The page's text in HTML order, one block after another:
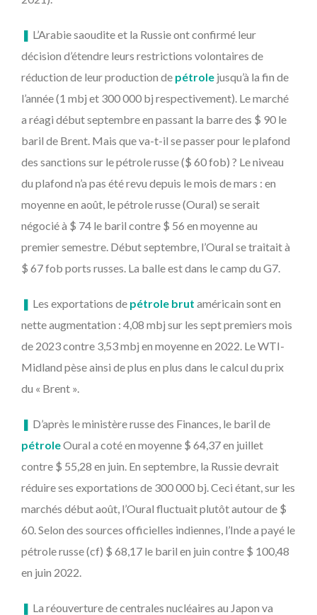
❚ L’Arabie saoudite et la Russie ont confirmé leur
décision d’étendre leurs restrictions volontaires de
réduction de leur production de pétrole jusqu’à la fin de
l’année (1 mbj et 300 000 bj respectivement). Le marché
a réagi début septembre en passant la barre des $ 90 le
baril de Brent. Mais que va-t-il se passer pour le plafond
des sanctions sur le pétrole russe ($ 60 fob) ? Le niveau
du plafond n’a pas été revu depuis le mois de mars : en
moyenne en août, le pétrole russe (Oural) se serait
négocié à $ 74 le baril contre $ 56 en moyenne au
premier semestre. Début septembre, l’Oural se traitait à
$ 67 fob ports russes. La balle est dans le camp du G7.
❚ Les exportations de pétrole brut américain sont en
nette augmentation : 4,08 mbj sur les sept premiers mois
de 2023 contre 3,53 mbj en moyenne en 2022. Le WTI-
Midland pèse ainsi de plus en plus dans le calcul du prix
du « Brent ».
❚ D’après le ministère russe des Finances, le baril de
pétroleOural a coté en moyenne $ 64,37 en juillet
contre $ 55,28 en juin. En septembre, la Russie devrait
réduire ses exportations de 300 000 bj. Ceci étant, sur les
marchés début août, l’Oural fluctuait plutôt autour de $
60. Selon des sources officielles indiennes, l’Inde a payé le
pétrole russe (cf) $ 68,17 le baril en juin contre $ 100,48
en juin 2022.
❚ La réouverture de centrales nucléaires au Japon va